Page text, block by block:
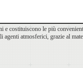
e costituiscono le più
atmosferici, grazie al